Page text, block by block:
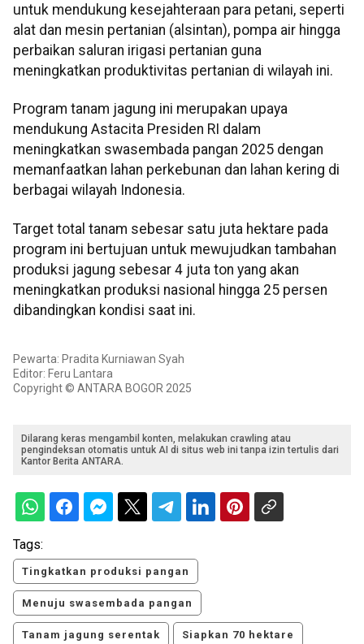
untuk mendukung kesejahteraan para petani, seperti
alat dan mesin pertanian (alsintan), pompa air hingga
perbaikan saluran irigasi pertanian guna
meningkatkan produktivitas pertanian di wilayah ini.
Program tanam jagung ini merupakan upaya
mendukung Astacita Presiden RI dalam
meningkatkan swasembada pangan 2025 dengan
memanfaatkan lahan perkebunan dan lahan kering di
berbagai wilayah Indonesia.
Target total tanam sebesar satu juta hektare pada
program ini bertujuan untuk mewujudkan tambahan
produksi jagung sebesar 4 juta ton yang akan
meningkatkan produksi nasional hingga 25 persen
dibandingkan kondisi saat ini.
Pewarta: Pradita Kurniawan Syah
Editor: Feru Lantara
Copyright © ANTARA BOGOR 2025
Dilarang keras mengambil konten, melakukan crawling atau
pengindeksan otomatis untuk AI di situs web ini tanpa izin tertulis dari
Kantor Berita ANTARA.
Tags:
Tingkatkan produksi pangan
Menuju swasembada pangan
Tanam jagung serentak Siapkan 70 hektare